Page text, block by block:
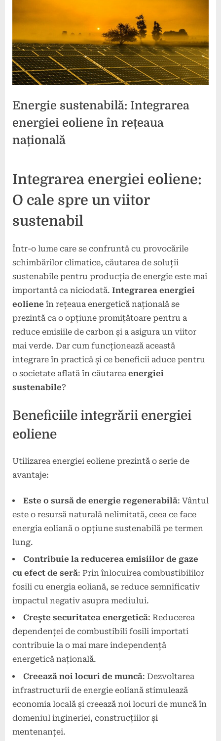
Energie sustenabilă: Integrarea
energiei eoliene în rețeaua
națională
on
noiembrie
2024
Integrarea energiei eoliene:
O cale spre un viitor
sustenabil
Într-o lume care se confruntă cu provocările
schimbărilor climatice, căutarea de soluții
sustenabile pentru producția de energie este mai
importantă ca niciodată. Integrarea energiei
eoliene în rețeaua energetică națională se
prezintă ca o opțiune promițătoare pentru a
reduce emisiile de carbon și a asigura un viitor
mai verde. Dar cum funcționează această
integrare în practică și ce beneficii aduce pentru
o societate aflată în căutarea energiei
sustenabile?
Beneficiile integrării energiei
eoliene
Utilizarea energiei eoliene prezintă o serie de
avantaje:
Este o sursă de energie regenerabilă: Vântul
este o resursă naturală nelimitată, ceea ce face
energia eoliană o opțiune sustenabilă pe termen
lung.
Contribuie la reducerea emisiilor de gaze
cu efect de seră: Prin înlocuirea combustibililor
fosili cu energia eoliană, se reduce semnificativ
impactul negativ asupra mediului.
Crește securitatea energetică: Reducerea
dependenței de combustibili fosili importati
contribuie la o mai mare independență
energetică națională.
Creează noi locuri de muncă: Dezvoltarea
infrastructurii de energie eoliană stimulează
economia locală și creează noi locuri de muncă în
domeniul ingineriei, construcțiilor și
mentenanței.